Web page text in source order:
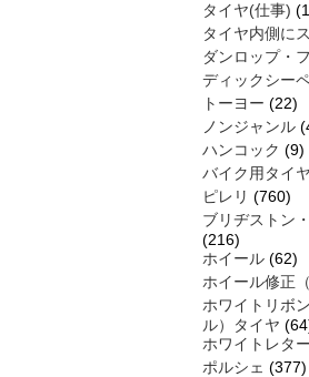
タイヤ(仕事)
タイヤ内側に
ダンロップ・
ディックシー
トーヨー (22)
ノンジャンル
ハンコック (9)
バイク用タイヤ
ピレリ (760)
ブリヂストン
(216)
ホイール (62)
ホイール修正（
ホワイトリボ
ル）タイヤ
ホワイトレター
ポルシェ (377)